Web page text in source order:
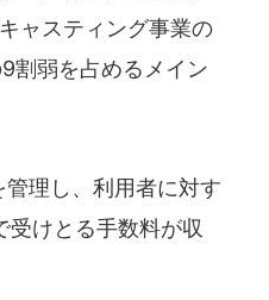
ャスティング事業の
割弱を占めるメイン
理し、利用者に対す
けとる手数料が収